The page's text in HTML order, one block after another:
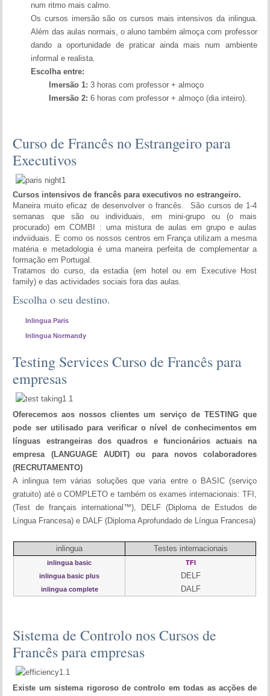
num ritmo mais calmo.
Os cursos imersão são os cursos mais intensivos da inlingua.
Além das aulas normais, o aluno também almoça com professor
dando a oportunidade de praticar ainda mais num ambiente
informal e realista.
Escolha entre:
Imersão 1: 3 horas com professor + almoço
Imersão 2: 6 horas com professor + almoço (dia inteiro).
Curso de Francês no Estrangeiro para
Executivos
Cursos intensivos de francês para executivos no estrangeiro.
Maneira muito eficaz de desenvolver o francês. São cursos de 1-4
semanas que são ou individuais, em mini-grupo ou (o mais
procurado) em COMBI : uma mistura de aulas em grupo e aulas
indviiduais. E como os nossos centros em França utilizam a mesma
matéria e metadologia é uma maneira perfeita de complementar a
formação em Portugal.
Tratamos do curso, da estadia (em hotel ou em Executive Host
family) e das actividades sociais fora das aulas.
Escolha o seu destino.
Inlingua Paris
Inlingua Normandy
Testing Services Curso de Francês para
empresas
Oferecemos aos nossos clientes um serviço de TESTING que
pode ser utilisado para verificar o nível de conhecimentos em
línguas estrangeiras dos quadros e funcionários actuais na
empresa (LANGUAGE AUDIT) ou para novos colaboradores
(RECRUTAMENTO)
A inlingua tem várias soluções que varia entre o BASIC (serviço
gratuito) até o COMPLETO e também os exames internacionais: TFI,
(Test de français international™), DELF (Diploma de Estudos de
Língua Francesa) e DALF (Diploma Aprofundado de Língua Francesa)
inlingua Testes internacionais
inlingua basic
inlingua basic plus
inlingua complete
TFI
DELF
DALF
Sistema de Controlo nos Cursos de
Francês para empresas
Existe um sistema rigoroso de controlo em todas as acções de